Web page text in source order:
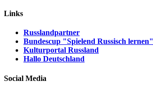
Links
Russlandpartner
Bundescup "Spielend Russisch lernen"
Kulturportal Russland
Hallo Deutschland
Social Media